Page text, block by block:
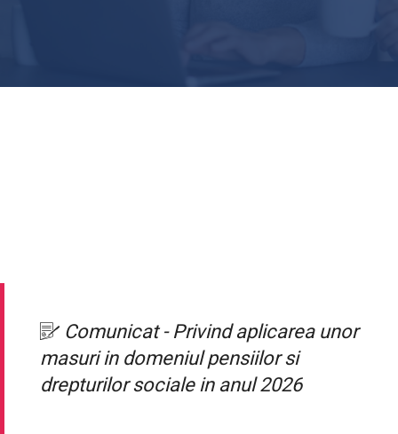
Comunicat - Privind aplicarea unor
masuri in domeniul pensiilor si
drepturilor sociale in anul 2026